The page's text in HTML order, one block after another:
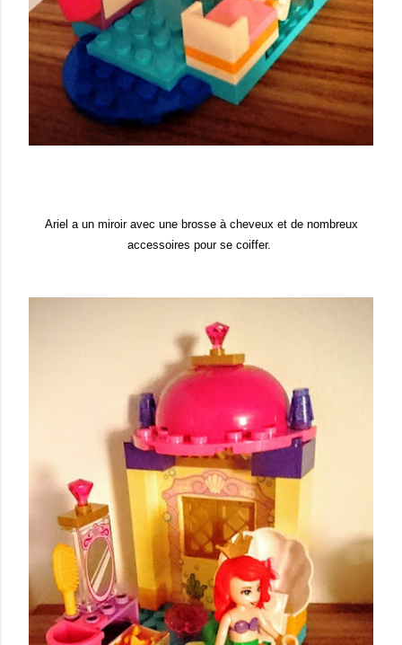
Ariel a un miroir avec une brosse à cheveux et de nombreux
accessoires pour se coiffer.